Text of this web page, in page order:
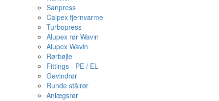
Sanpress
Calpex fjernvarme
Turbopress
Alupex rør Wavin
Alupex Wavin
Rørbøjle
Fittings - PE / EL
Gevindrør
Runde stålrør
Anlægsrør